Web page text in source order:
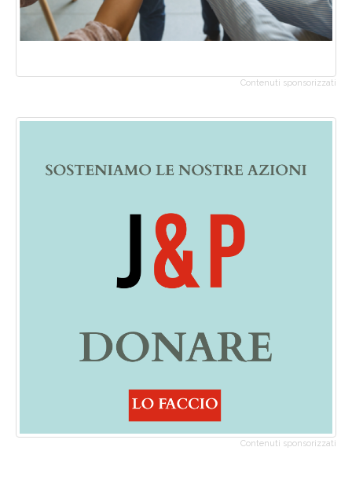
Contenuti sponsorizzati
Contenuti sponsorizzati